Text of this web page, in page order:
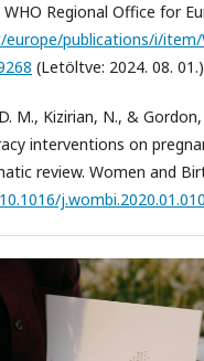
Regional Office for
publications/i/item/
(Letöltve: 2024. 08. 01.)
M., Kizirian, N., & Gordon,
interventions on
review. Women and
j.wombi.2020.01.010